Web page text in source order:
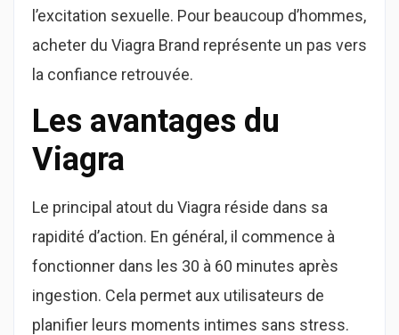
l’excitation sexuelle. Pour beaucoup d’hommes,
acheter du Viagra Brand représente un pas vers
la confiance retrouvée.
Les avantages du
Viagra
Le principal atout du Viagra réside dans sa
rapidité d’action. En général, il commence à
fonctionner dans les 30 à 60 minutes après
ingestion. Cela permet aux utilisateurs de
planifier leurs moments intimes sans stress.